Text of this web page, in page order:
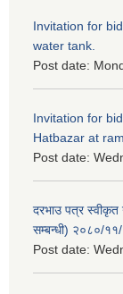
Invitation for
water tank.
Post date:
Invitation for
Hatbazar at
Post date:
दरभाउ पत्र
सम्बन्धी) २०८०/
Post date: